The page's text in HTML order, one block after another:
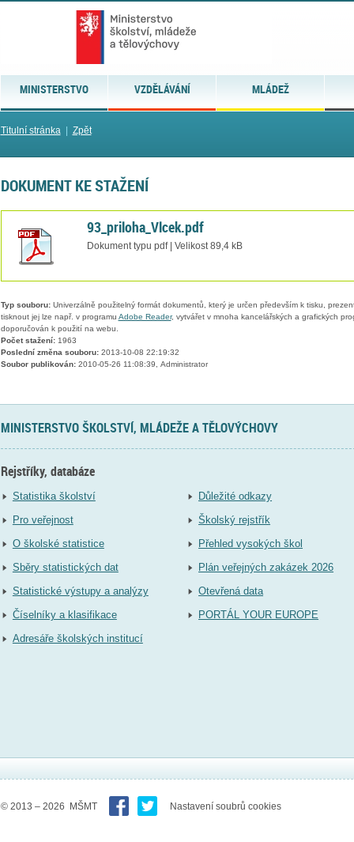
MINISTERSTVO VZDĚLÁVÁNÍ MLÁDEŽ
Titulní stránka| Zpět
DOKUMENT KE STAŽENÍ
93_priloha_Vlcek.pdf
Dokument typu pdf | Velikost 89,4 kB
Typ souboru:Univerzálně použitelný formát dokumentů, který je určen především k tisku,
tisknout jej lze např. v programu Adobe Reader, vytvářet v mnoha kancelářských a grafických
doporučován k použití na webu.
Počet stažení:1963
Poslední změna souboru:2013-10-08 22:19:32
Soubor publikován:2010-05-26 11:08:39, Administrator
MINISTERSTVO ŠKOLSTVÍ, MLÁDEŽE A TĚLOVÝCHOVY
Rejstříky, databáze
Statistika školství
Pro veřejnost
O školské statistice
Sběry statistických dat
Statistické výstupy a analýzy
Číselníky a klasifikace
Adresáře školských institucí
Důležité odkazy
Školský rejstřík
Přehled vysokých škol
Plán veřejných zakázek 2026
Otevřená data
PORTÁL YOUR EUROPE
© 2013 – 2026 MŠMT Nastavení soubrů cookies